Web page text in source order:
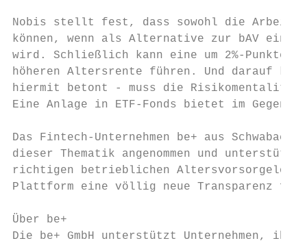
Nobis stellt fest, dass sowohl die
können, wenn als Alternative zur bAV eine
wird. Schließlich kann eine um 2%-Punkte
höheren Altersrente führen. Und darauf
hiermit betont - muss die Risikomentalität
Eine Anlage in ETF-Fonds bietet im
Das Fintech-Unternehmen be+ aus
dieser Thematik angenommen und
richtigen betrieblichen
Plattform eine völlig neue Transparenz für
Über be+
Die be+ GmbH unterstützt Unternehmen,